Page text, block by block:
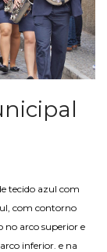
tecido azul com
com contorno
no arco superior e
inferior. e na